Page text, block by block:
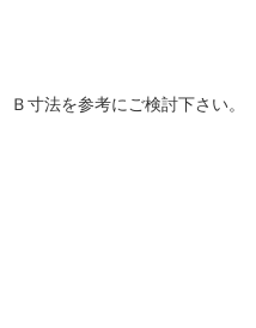
寸法を参考にご検討下さい。